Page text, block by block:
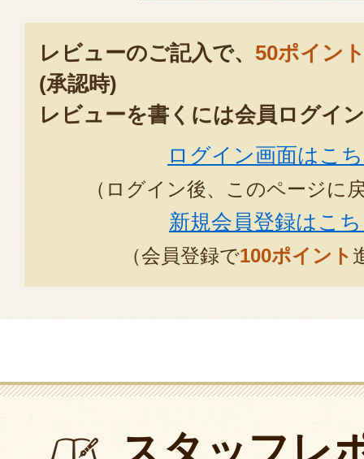
レビューのご記入で、 50ポイン
(承認時)
レビューを書くには会員ログイ
ログイン画面はこ
（ログイン後、このページに
新規会員登録はこ
（会員登録で100ポイント